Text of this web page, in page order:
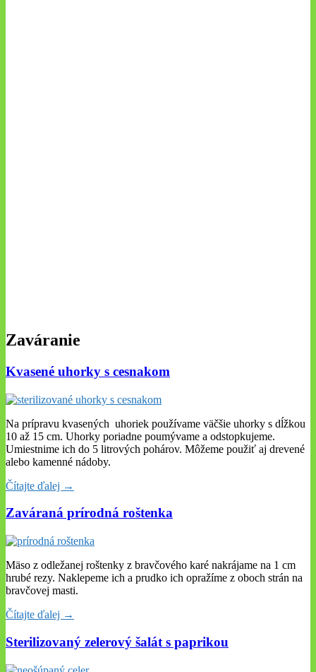
Zaváranie
Kvasené uhorky s cesnakom
Na prípravu kvasených uhoriek používame väčšie uhorky s dĺžkou
10 až 15 cm. Uhorky poriadne poumývame a odstopkujeme.
Umiestnime ich do 5 litrových pohárov. Môžeme použiť aj drevené
alebo kamenné nádoby.
Čítajte ďalej →
Zaváraná prírodná roštenka
Mäso z odležanej roštenky z bravčového karé nakrájame na 1 cm
hrubé rezy. Naklepeme ich a prudko ich opražíme z oboch strán na
bravčovej masti.
Čítajte ďalej →
Sterilizovaný zelerový šalát s paprikou